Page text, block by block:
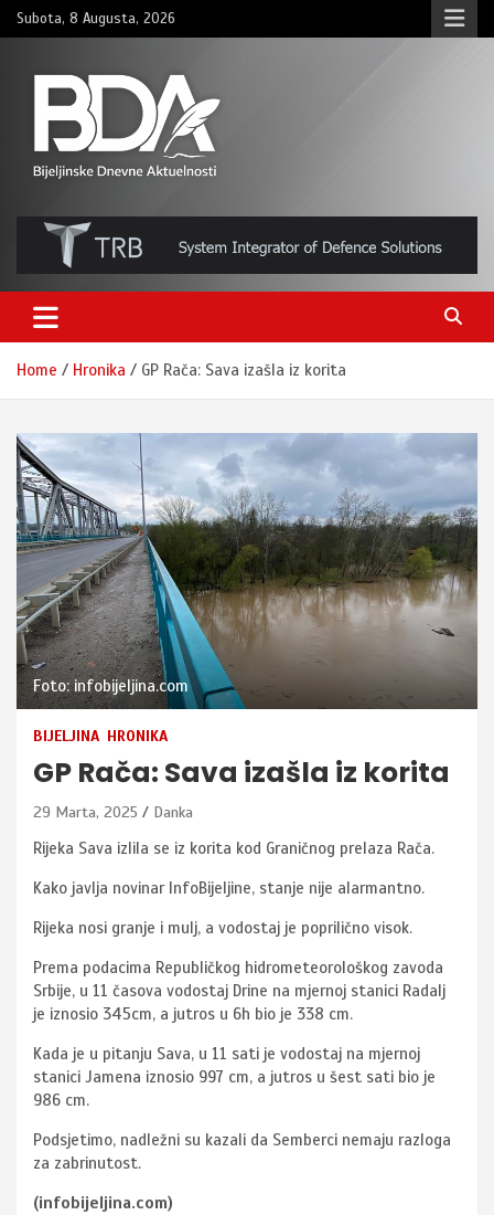
Skip
to
Subota, 8 Augusta, 2026
BNDAN.com
Home Hronika GP Rača: Sava izašla iz korita
Foto: infobijeljina.com
BIJELJINA HRONIKA
GP Rača: Sava izašla iz korita
29 Marta, 2025 Danka
Rijeka Sava izlila se iz korita kod Graničnog prelaza Rača.
Kako javlja novinar InfoBijeljine, stanje nije alarmantno.
Rijeka nosi granje i mulj, a vodostaj je poprilično visok.
Prema podacima Republičkog hidrometeorološkog zavoda
Srbije, u 11 časova vodostaj Drine na mjernoj stanici Radalj
je iznosio 345cm, a jutros u 6h bio je 338 cm.
Kada je u pitanju Sava, u 11 sati je vodostaj na mjernoj
stanici Jamena iznosio 997 cm, a jutros u šest sati bio je
986 cm.
Podsjetimo, nadležni su kazali da Semberci nemaju razloga
za zabrinutost.
(infobijeljina.com)